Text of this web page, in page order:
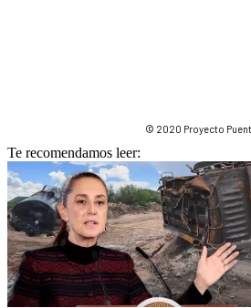
© 2020 Proyecto
Te recomendamos leer: